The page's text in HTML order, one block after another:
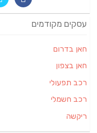
עסקים מקודמים
חאן בדרום
חאן בצפון
רכב תפעולי
רכב חשמלי
ריקשה